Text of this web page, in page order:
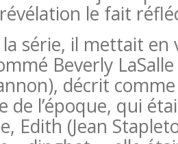
le fait
série, il mettait en
Beverly
décrit
de l’époque, qui
Edith (Jean